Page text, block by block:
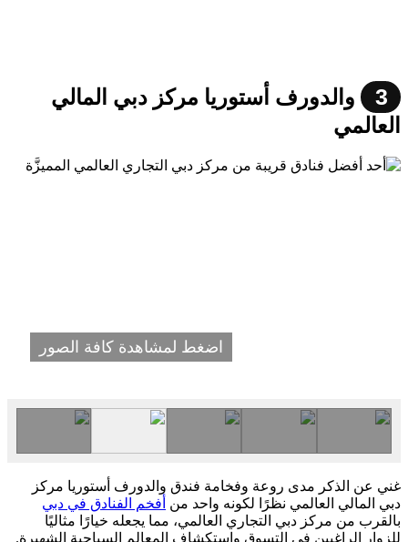
3
والدورف أستوريا مركز دبي المالي
العالمي
اضغط لمشاهدة كافة الصور
غني عن الذكر مدى روعة وفخامة فندق والدورف أستوريا مركز
دبي المالي العالمي نظرًا لكونه واحد من أفخم الفنادق في دبي
بالقرب من مركز دبي التجاري العالمي، مما يجعله خيارًا مثاليًا
للزوار الراغبين في التسوق واستكشاف المعالم السياحية الشهيرة.